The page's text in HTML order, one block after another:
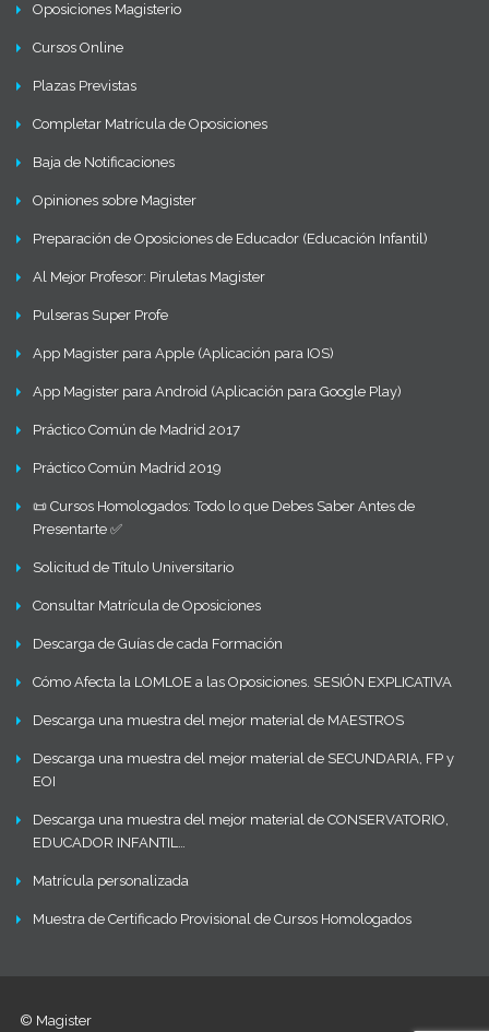
Oposiciones Magisterio
Cursos Online
Plazas Previstas
Completar Matrícula de Oposiciones
Baja de Notificaciones
Opiniones sobre Magister
Preparación de Oposiciones de Educador (Educación Infantil)
Al Mejor Profesor: Piruletas Magister
Pulseras Super Profe
App Magister para Apple (Aplicación para IOS)
App Magister para Android (Aplicación para Google Play)
Práctico Común de Madrid 2017
Práctico Común Madrid 2019
📜 Cursos Homologados: Todo lo que Debes Saber Antes de
Presentarte ✅
Solicitud de Título Universitario
Consultar Matrícula de Oposiciones
Descarga de Guías de cada Formación
Cómo Afecta la LOMLOE a las Oposiciones. SESIÓN EXPLICATIVA
Descarga una muestra del mejor material de MAESTROS
Descarga una muestra del mejor material de SECUNDARIA, FP y
EOI
Descarga una muestra del mejor material de CONSERVATORIO,
EDUCADOR INFANTIL…
Matrícula personalizada
Muestra de Certificado Provisional de Cursos Homologados
© Magister